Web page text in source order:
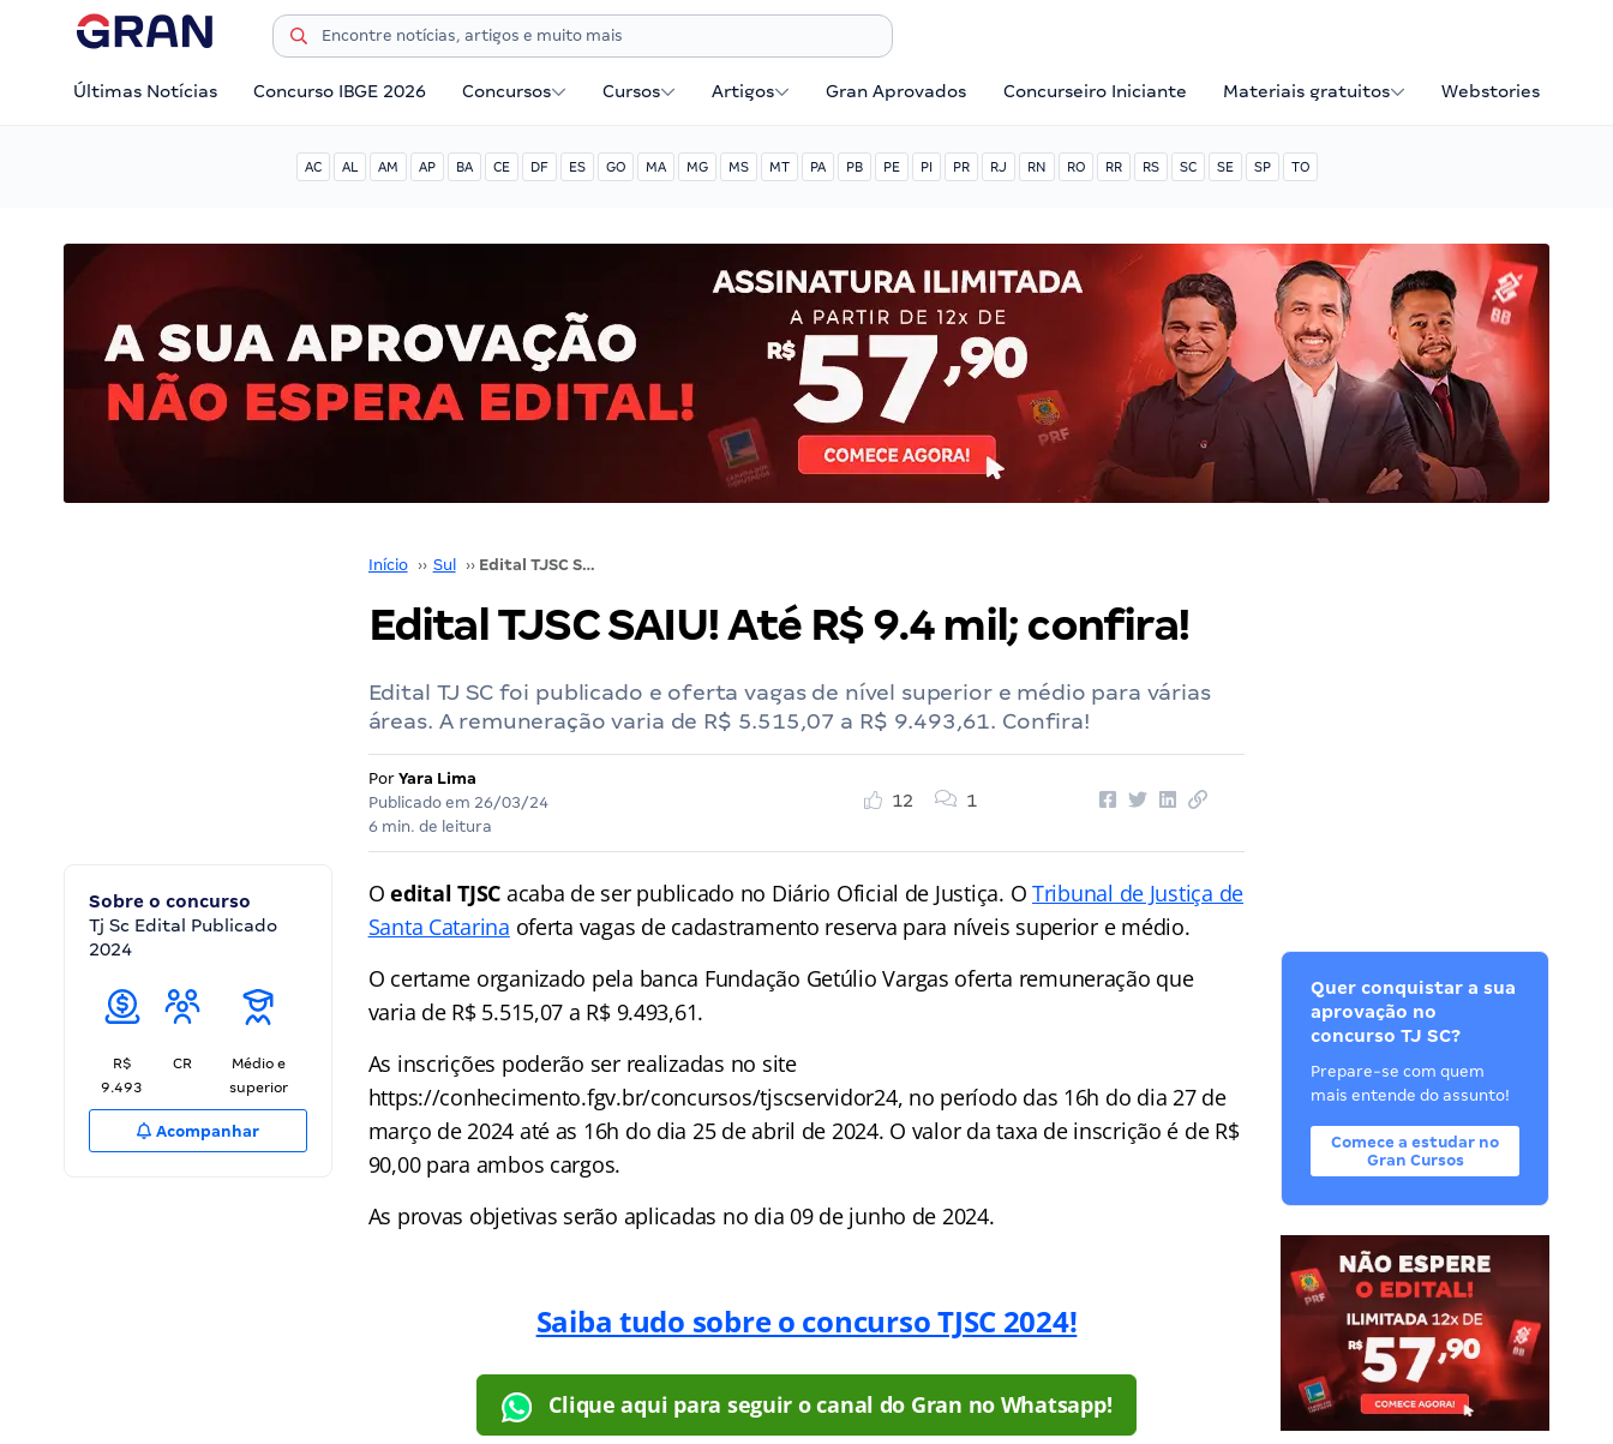
Últimas Notícias Concurso IBGE 2026 Concursos Cursos Artigos Gran Aprovados Concurseiro Iniciante Materiais gratuitos Webstories
AC AL AM AP BA CE DF ES GO MA MG MS MT PA PB PE PI PR RJ RN RO RR RS SC SE SP TO
Início ›› Sul ›› Edital TJSC SAIU! Até R$ 9.4 mil; confira!
Edital TJSC SAIU! Até R$ 9.4 mil; confira!
Edital TJ SC foi publicado e oferta vagas de nível superior e médio para várias
áreas. A remuneração varia de R$ 5.515,07 a R$ 9.493,61. Confira!
Por Yara Lima
Publicado em 26/03/24
6 min. de leitura
12 1
Sobre o concurso
Tj Sc Edital Publicado
2024
R$
9.493
CR
Médio e
superior
Acompanhar
Oedital TJSC acaba de ser publicado no Diário Oficial de Justiça. O Tribunal de Justiça de
Santa Catarina oferta vagas de cadastramento reserva para níveis superior e médio.
O certame organizado pela banca Fundação Getúlio Vargas oferta remuneração que
varia de R$ 5.515,07 a R$ 9.493,61.
As inscrições poderão ser realizadas no site
https://conhecimento.fgv.br/concursos/tjscservidor24, no período das 16h do dia 27 de
março de 2024 até as 16h do dia 25 de abril de 2024. O valor da taxa de inscrição é de R$
90,00 para ambos cargos.
As provas objetivas serão aplicadas no dia 09 de junho de 2024.
Saiba tudo sobre o concurso TJSC 2024!
Clique aqui para seguir o canal do Gran no Whatsapp!
Quer conquistar a sua
aprovação no
concurso TJ SC?
Prepare-se com quem
mais entende do assunto!
Comece a estudar no
Gran Cursos